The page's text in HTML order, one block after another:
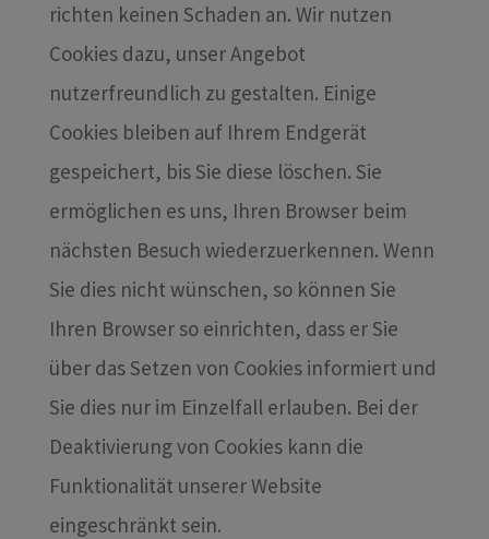
richten keinen Schaden an. Wir nutzen
Cookies dazu, unser Angebot
nutzerfreundlich zu gestalten. Einige
Cookies bleiben auf Ihrem Endgerät
gespeichert, bis Sie diese löschen. Sie
ermöglichen es uns, Ihren Browser beim
nächsten Besuch wiederzuerkennen. Wenn
Sie dies nicht wünschen, so können Sie
Ihren Browser so einrichten, dass er Sie
über das Setzen von Cookies informiert und
Sie dies nur im Einzelfall erlauben. Bei der
Deaktivierung von Cookies kann die
Funktionalität unserer Website
eingeschränkt sein.